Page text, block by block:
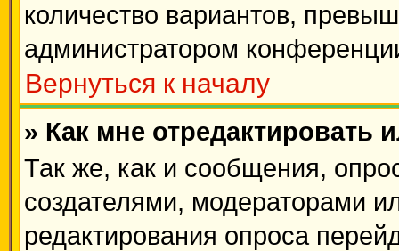
количество вариантов,
администратором
Вернуться к началу
» Как мне отредактировать
Так же, как и сообщения,
создателями, модераторами
редактирования опроса